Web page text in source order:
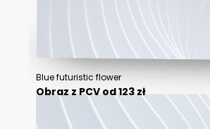
Blue futuristic flower
Obraz z PCV od 123 zł